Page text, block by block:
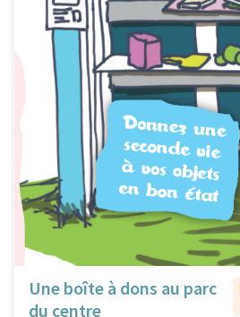
Une boîte à dons au parc
du centre